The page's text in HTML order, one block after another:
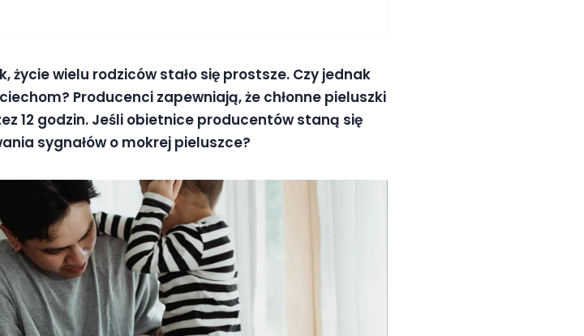
życie wielu rodziców stało się prostsze. Czy jednak
Producenci zapewniają, że chłonne pieluszki
12 godzin. Jeśli obietnice producentów staną się
sygnałów o mokrej pieluszce?